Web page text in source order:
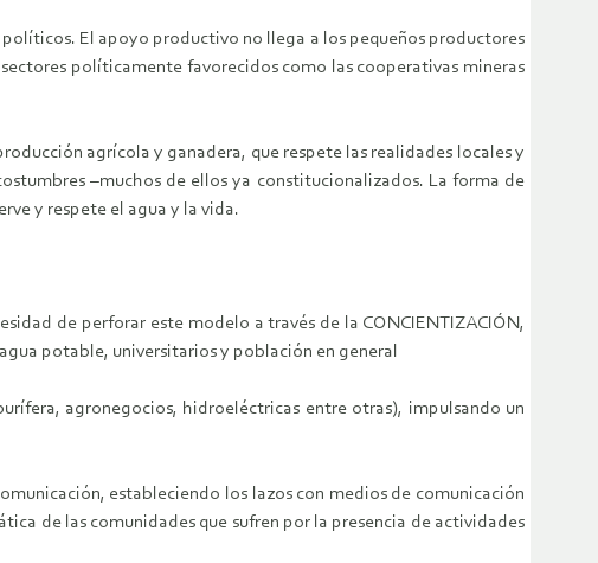
El apoyo productivo no llega a los pequeños productores
políticamente favorecidos como las cooperativas mineras
agrícola y ganadera, que respete las realidades locales y
–muchos de ellos ya constitucionalizados. La forma de
y respete el agua y la vida.
de perforar este modelo a través de la CONCIENTIZACIÓN,
potable, universitarios y población en general
agronegocios, hidroeléctricas entre otras), impulsando un
estableciendo los lazos con medios de comunicación
de las comunidades que sufren por la presencia de actividades